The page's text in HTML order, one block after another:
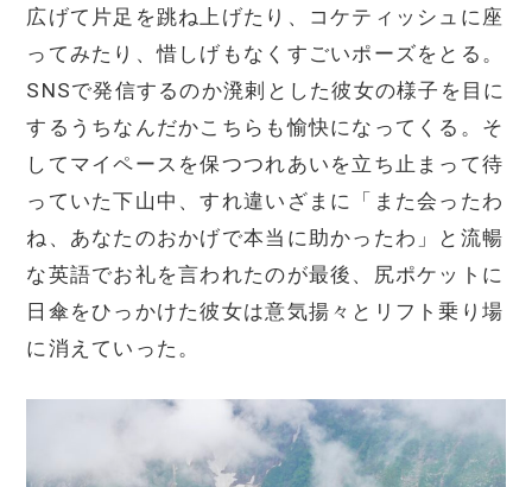
広げて片足を跳ね上げたり、コケティッシュに座
ってみたり、惜しげもなくすごいポーズをとる。
SNSで発信するのか溌剌とした彼女の様子を目に
するうちなんだかこちらも愉快になってくる。そ
してマイペースを保つつれあいを立ち止まって待
っていた下山中、すれ違いざまに「また会ったわ
ね、あなたのおかげで本当に助かったわ」と流暢
な英語でお礼を言われたのが最後、尻ポケットに
日傘をひっかけた彼女は意気揚々とリフト乗り場
に消えていった。